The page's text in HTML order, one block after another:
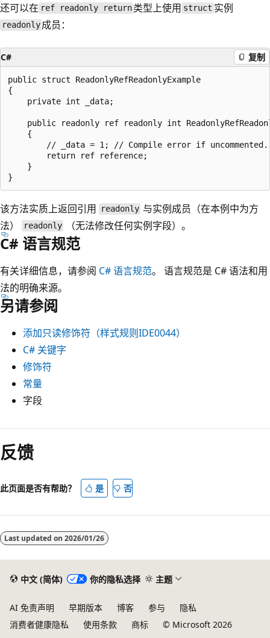
还可以在 ref readonly return 类型上使用 struct 实例
readonly 成员：
C# 复制
public struct ReadonlyRefReadonlyExample
{
    private int _data;
public readonly ref readonly int
    {
        // _data = 1; // Compile error if uncommented.
        return ref reference;
    }
该方法实质上返回引用 readonly 与实例成员（在本例中为方
法）
readonly （无法修改任何实例字段）。
C# 语言规范
有关详细信息，请参阅 C# 语言规范。 语言规范是 C# 语法和用
法的明确来源。
另请参阅
添加只读修饰符（样式规则IDE0044）
C# 关键字
修饰符
常量
字段
反馈
此页面是否有帮助？ 是 否
Last updated on 2026/01/26
中文 (简体) 你的隐私选择 主题
AI 免责声明 早期版本 博客 参与
隐私
消费者健康隐私
使用条款 商标 © Microsoft 2026